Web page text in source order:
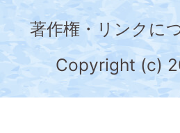
奈
川
県
の
著作権・リンクに
Copyright (c)